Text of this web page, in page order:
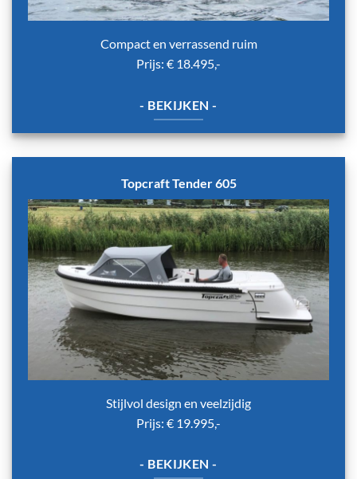
Compact en verrassend ruim
Prijs: € 18.495,-
- BEKIJKEN -
Topcraft Tender 605
Stijlvol design en veelzijdig
Prijs: € 19.995,-
- BEKIJKEN -